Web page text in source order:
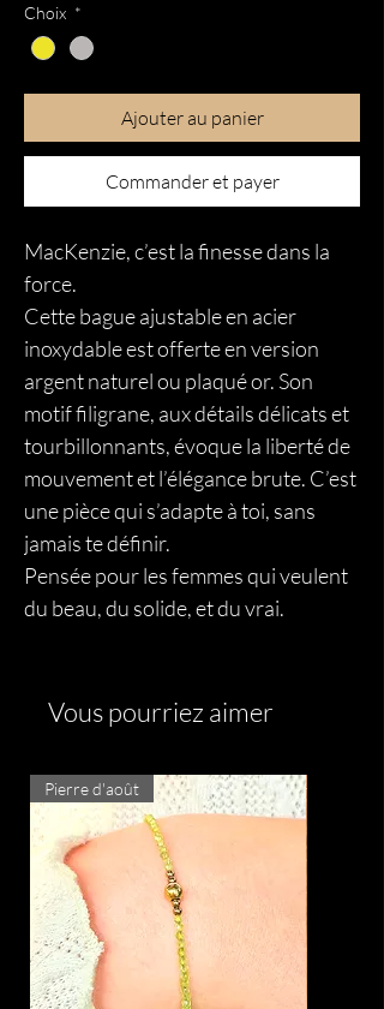
Choix *
Ajouter au panier
Commander et payer
MacKenzie, c’est la finesse dans la
force.
Cette bague ajustable en acier
inoxydable est offerte en version
argent naturel ou plaqué or. Son
motif filigrane, aux détails délicats et
tourbillonnants, évoque la liberté de
mouvement et l’élégance brute. C’est
une pièce qui s’adapte à toi, sans
jamais te définir.
Pensée pour les femmes qui veulent
du beau, du solide, et du vrai.
Vous pourriez aimer
Pierre d'août